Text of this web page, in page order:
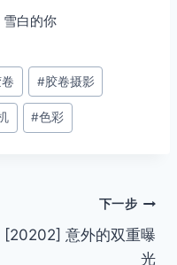
白的你
#胶卷摄影
#色彩
下一步
[20202] 意外的双重曝
光